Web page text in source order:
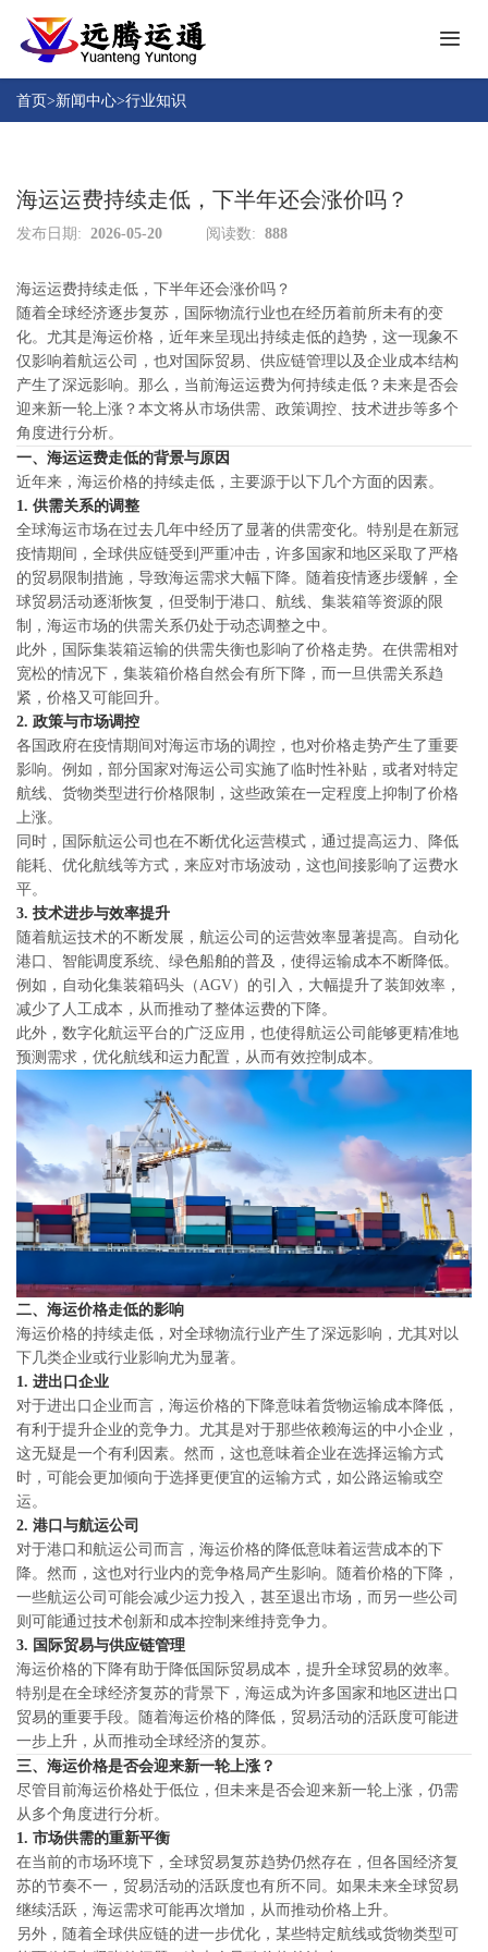
首页>新闻中心>行业知识
海运运费持续走低，下半年还会涨价吗？
发布日期: 2026-05-20 阅读数: 888
海运运费持续走低，下半年还会涨价吗？
随着全球经济逐步复苏，国际物流行业也在经历着前所未有的变
化。尤其是海运价格，近年来呈现出持续走低的趋势，这一现象不
仅影响着航运公司，也对国际贸易、供应链管理以及企业成本结构
产生了深远影响。那么，当前海运运费为何持续走低？未来是否会
迎来新一轮上涨？本文将从市场供需、政策调控、技术进步等多个
角度进行分析。
一、海运运费走低的背景与原因
近年来，海运价格的持续走低，主要源于以下几个方面的因素。
1. 供需关系的调整
全球海运市场在过去几年中经历了显著的供需变化。特别是在新冠
疫情期间，全球供应链受到严重冲击，许多国家和地区采取了严格
的贸易限制措施，导致海运需求大幅下降。随着疫情逐步缓解，全
球贸易活动逐渐恢复，但受制于港口、航线、集装箱等资源的限
制，海运市场的供需关系仍处于动态调整之中。
此外，国际集装箱运输的供需失衡也影响了价格走势。在供需相对
宽松的情况下，集装箱价格自然会有所下降，而一旦供需关系趋
紧，价格又可能回升。
2. 政策与市场调控
各国政府在疫情期间对海运市场的调控，也对价格走势产生了重要
影响。例如，部分国家对海运公司实施了临时性补贴，或者对特定
航线、货物类型进行价格限制，这些政策在一定程度上抑制了价格
上涨。
同时，国际航运公司也在不断优化运营模式，通过提高运力、降低
能耗、优化航线等方式，来应对市场波动，这也间接影响了运费水
平。
3. 技术进步与效率提升
随着航运技术的不断发展，航运公司的运营效率显著提高。自动化
港口、智能调度系统、绿色船舶的普及，使得运输成本不断降低。
例如，自动化集装箱码头（AGV）的引入，大幅提升了装卸效率，
减少了人工成本，从而推动了整体运费的下降。
此外，数字化航运平台的广泛应用，也使得航运公司能够更精准地
预测需求，优化航线和运力配置，从而有效控制成本。
二、海运价格走低的影响
海运价格的持续走低，对全球物流行业产生了深远影响，尤其对以
下几类企业或行业影响尤为显著。
1. 进出口企业
对于进出口企业而言，海运价格的下降意味着货物运输成本降低，
有利于提升企业的竞争力。尤其是对于那些依赖海运的中小企业，
这无疑是一个有利因素。然而，这也意味着企业在选择运输方式
时，可能会更加倾向于选择更便宜的运输方式，如公路运输或空
运。
2. 港口与航运公司
对于港口和航运公司而言，海运价格的降低意味着运营成本的下
降。然而，这也对行业内的竞争格局产生影响。随着价格的下降，
一些航运公司可能会减少运力投入，甚至退出市场，而另一些公司
则可能通过技术创新和成本控制来维持竞争力。
3. 国际贸易与供应链管理
海运价格的下降有助于降低国际贸易成本，提升全球贸易的效率。
特别是在全球经济复苏的背景下，海运成为许多国家和地区进出口
贸易的重要手段。随着海运价格的降低，贸易活动的活跃度可能进
一步上升，从而推动全球经济的复苏。
三、海运价格是否会迎来新一轮上涨？
尽管目前海运价格处于低位，但未来是否会迎来新一轮上涨，仍需
从多个角度进行分析。
1. 市场供需的重新平衡
在当前的市场环境下，全球贸易复苏趋势仍然存在，但各国经济复
苏的节奏不一，贸易活动的活跃度也有所不同。如果未来全球贸易
继续活跃，海运需求可能再次增加，从而推动价格上升。
另外，随着全球供应链的进一步优化，某些特定航线或货物类型可
产
功
案
例
才
聘
中
心
下
单
投
诉
建
联
系